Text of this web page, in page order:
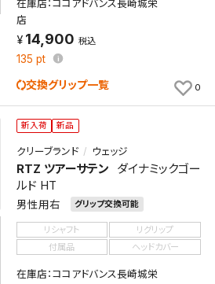
在庫店：ココアドバンス長崎城栄
店
14,900 税込
135 pt
交換グリップ一覧 0
新入荷 新品
クリーブランド ウェッジ
RTZ ツアーサテン
ダイナミックゴー
ルド HT
男性用右 グリップ交換可能
リシャフト
リグリップ
付属品
ヘッドカバー
在庫店：ココアドバンス長崎城栄